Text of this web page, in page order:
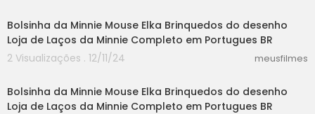
Bolsinha da Minnie Mouse Elka Brinquedos do desenho
Loja de Laços da Minnie Completo em Portugues BR
2 Visualizações . 12/11/24
meusfilmes
Bolsinha da Minnie Mouse Elka Brinquedos do desenho
Loja de Laços da Minnie Completo em Portugues BR